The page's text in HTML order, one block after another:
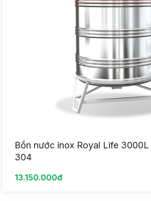
Bồn nước inox Royal Life
304
13.150.000đ